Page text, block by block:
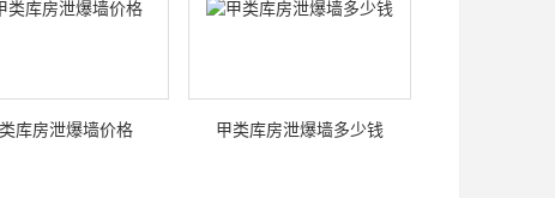
库房泄爆墙价格 甲类库房泄爆墙多少钱